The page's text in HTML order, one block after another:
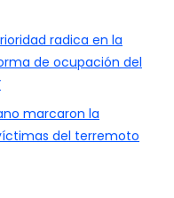
radica en la
de ocupación del
marcaron la
del terremoto